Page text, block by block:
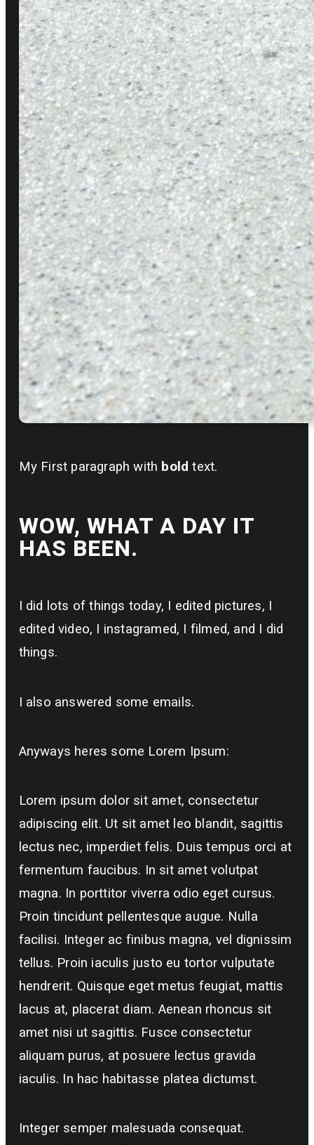
My First paragraph with bold text.
WOW, WHAT A DAY IT
HAS BEEN.
I did lots of things today, I edited pictures, I
edited video, I instagramed, I filmed, and I did
things.
I also answered some emails.
Anyways heres some Lorem Ipsum:
Lorem ipsum dolor sit amet, consectetur
adipiscing elit. Ut sit amet leo blandit, sagittis
lectus nec, imperdiet felis. Duis tempus orci at
fermentum faucibus. In sit amet volutpat
magna. In porttitor viverra odio eget cursus.
Proin tincidunt pellentesque augue. Nulla
facilisi. Integer ac finibus magna, vel dignissim
tellus. Proin iaculis justo eu tortor vulputate
hendrerit. Quisque eget metus feugiat, mattis
lacus at, placerat diam. Aenean rhoncus sit
amet nisi ut sagittis. Fusce consectetur
aliquam purus, at posuere lectus gravida
iaculis. In hac habitasse platea dictumst.
Integer semper malesuada consequat.